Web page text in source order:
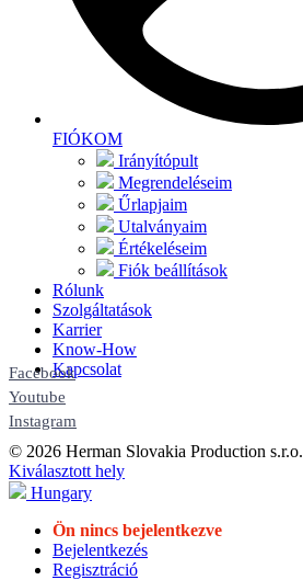
FIÓKOM
Irányítópult
Megrendeléseim
Űrlapjaim
Utalványaim
Értékeléseim
Fiók beállítások
Rólunk
Szolgáltatások
Karrier
Know-How
Kapcsolat
Facebook
Youtube
Instagram
© 2026 Herman Slovakia Production s.r.o.
Kiválasztott hely
Hungary
Ön nincs bejelentkezve
Bejelentkezés
Regisztráció